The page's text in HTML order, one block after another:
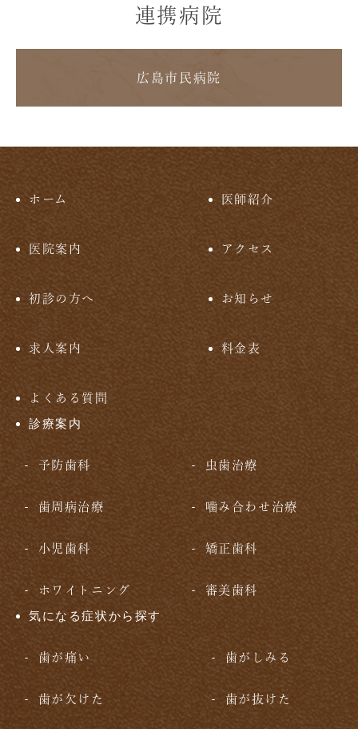
連携病院
広島市民病院
ホーム 医師紹介
医院案内 アクセス
初診の方へ お知らせ
求人案内 料金表
よくある質問
診療案内
予防歯科 虫歯治療
歯周病治療 噛み合わせ治療
小児歯科 矯正歯科
ホワイトニング 審美歯科
気になる症状から探す
歯が痛い 歯がしみる
歯が欠けた 歯が抜けた